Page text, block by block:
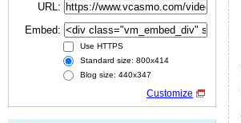
URL:
Embed:
Use HTTPS
Standard size: 800x414
Blog size: 440x347
Customize